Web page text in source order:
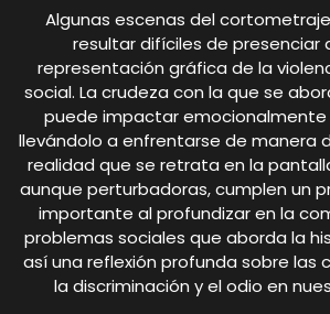
Algunas escenas del cortometraje
resultar difíciles de presenciar
representación gráfica de la
social. La crudeza con la que se
puede impactar
llevándolo a enfrentarse de manera
realidad que se retrata en la
aunque perturbadoras, cumplen un
importante al profundizar en la
problemas sociales que aborda la
así una reflexión profunda sobre las
la discriminación y el odio en